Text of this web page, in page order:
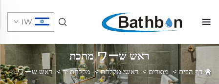
IW
ראש שワー מתכת
דף הבית> מוצרים > ראשי מקלחת>מקלחת יד> ראש שワー מתכת